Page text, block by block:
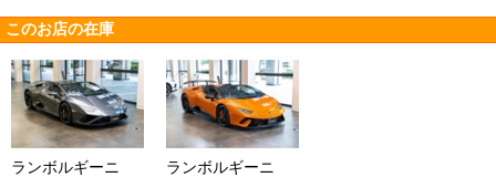
このお店の在庫
ランボルギーニ
ランボルギーニ